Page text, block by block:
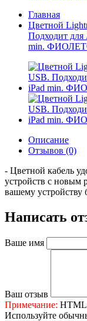
Главная
Цветной
Подходит для
min.
Описание
Отзывов (0)
- Цветной кабель
устройств с новым
вашему устройству
Написать
Ваше имя
Ваш отзыв
Примечание: HTML
Используйте